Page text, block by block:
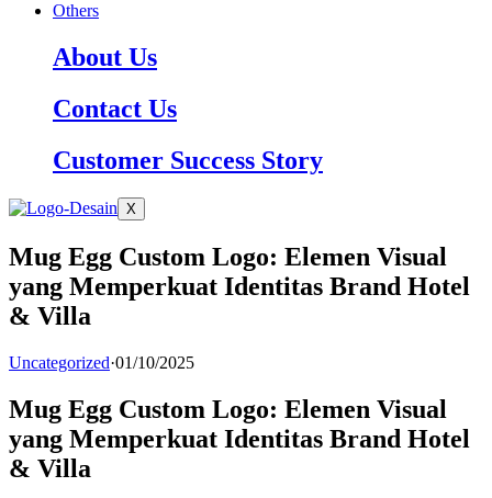
Others
About Us
Contact Us
Customer Success Story
X
Mug Egg Custom Logo: Elemen Visual
yang Memperkuat Identitas Brand Hotel
& Villa
Uncategorized·01/10/2025
Mug Egg Custom Logo: Elemen Visual
yang Memperkuat Identitas Brand Hotel
& Villa